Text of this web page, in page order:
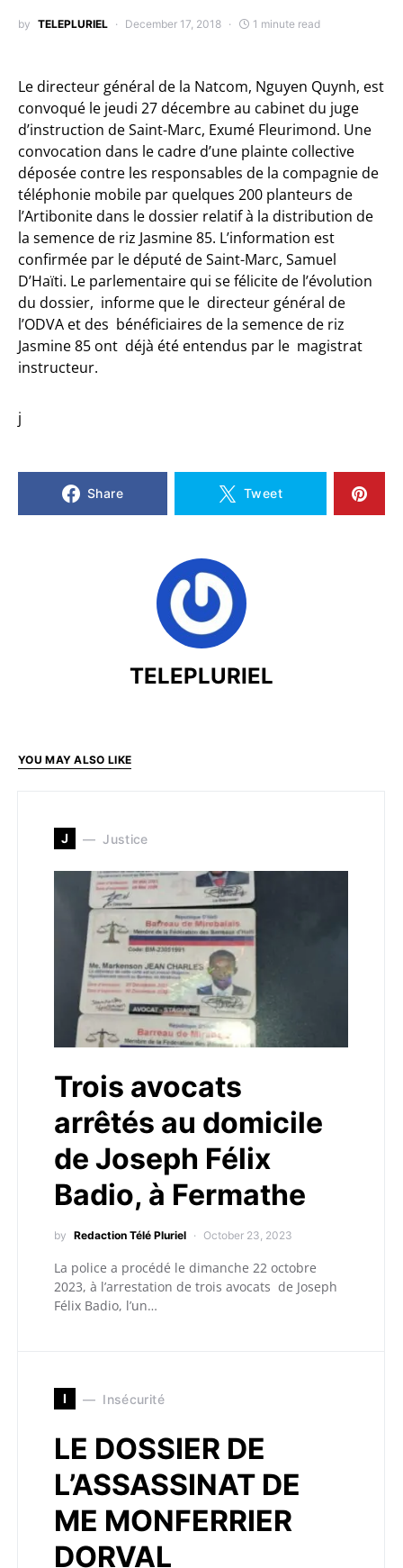
by TELEPLURIEL December 17, 2018 1 minute read
Le directeur général de la Natcom, Nguyen Quynh, est
convoqué le jeudi 27 décembre au cabinet du juge
d’instruction de Saint-Marc, Exumé Fleurimond. Une
convocation dans le cadre d’une plainte collective
déposée contre les responsables de la compagnie de
téléphonie mobile par quelques 200 planteurs de
l’Artibonite dans le dossier relatif à la distribution de
la semence de riz Jasmine 85. L’information est
confirmée par le député de Saint-Marc, Samuel
D’Haïti. Le parlementaire qui se félicite de l’évolution
du dossier, informe que le directeur général de
l’ODVA et des bénéficiaires de la semence de riz
Jasmine 85 ont déjà été entendus par le magistrat
instructeur.
j
Share Tweet
TELEPLURIEL
YOU MAY ALSO LIKE
J Justice
Trois avocats
arrêtés au domicile
de Joseph Félix
Badio, à Fermathe
by Redaction Télé Pluriel October 23, 2023
La police a procédé le dimanche 22 octobre
2023, à l’arrestation de trois avocats de Joseph
Félix Badio, l’un…
I Insécurité
LE DOSSIER DE
L’ASSASSINAT DE
ME MONFERRIER
DORVAL